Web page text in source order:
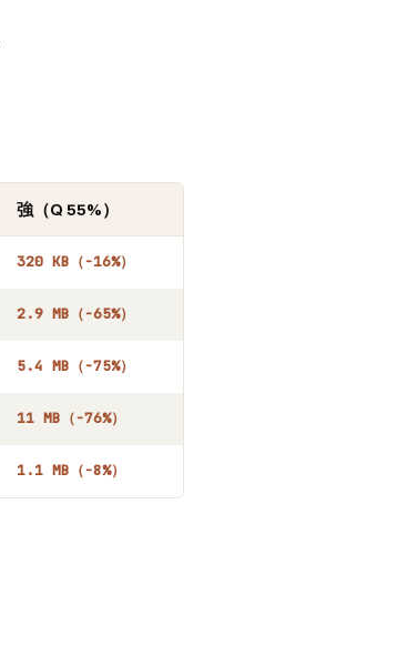
強（Q 55%）
320 KB（−16%）
2.9 MB（−65%）
5.4 MB（−75%）
11 MB（−76%）
1.1 MB（−8%）